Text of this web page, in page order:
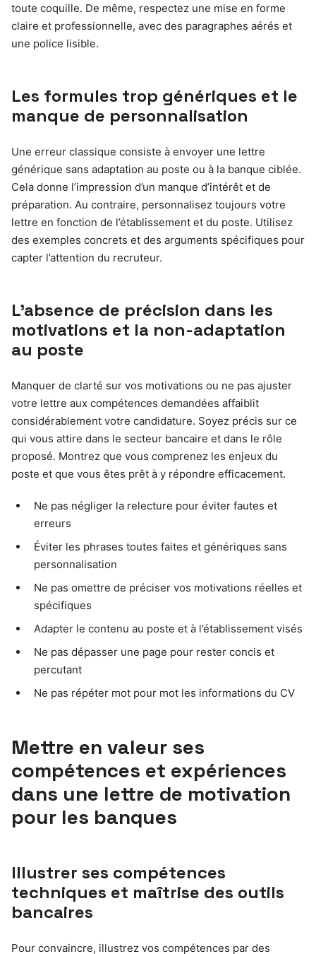
toute coquille. De même, respectez une mise en forme
claire et professionnelle, avec des paragraphes aérés et
une police lisible.
Les formules trop génériques et le
manque de personnalisation
Une erreur classique consiste à envoyer une lettre
générique sans adaptation au poste ou à la banque ciblée.
Cela donne l’impression d’un manque d’intérêt et de
préparation. Au contraire, personnalisez toujours votre
lettre en fonction de l’établissement et du poste. Utilisez
des exemples concrets et des arguments spécifiques pour
capter l’attention du recruteur.
L’absence de précision dans les
motivations et la non-adaptation
au poste
Manquer de clarté sur vos motivations ou ne pas ajuster
votre lettre aux compétences demandées affaiblit
considérablement votre candidature. Soyez précis sur ce
qui vous attire dans le secteur bancaire et dans le rôle
proposé. Montrez que vous comprenez les enjeux du
poste et que vous êtes prêt à y répondre efficacement.
Ne pas négliger la relecture pour éviter fautes et
erreurs
Éviter les phrases toutes faites et génériques sans
personnalisation
Ne pas omettre de préciser vos motivations réelles et
spécifiques
Adapter le contenu au poste et à l’établissement visés
Ne pas dépasser une page pour rester concis et
percutant
Ne pas répéter mot pour mot les informations du CV
Mettre en valeur ses
compétences et expériences
dans une lettre de motivation
pour les banques
Illustrer ses compétences
techniques et maîtrise des outils
bancaires
Pour convaincre, illustrez vos compétences par des